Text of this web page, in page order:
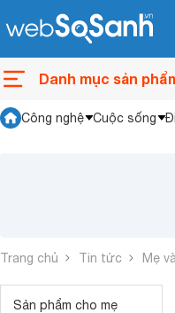
Danh mục sản
Công nghệ Cuộc sống
Trang chủ Tin tức Mẹ
Sản phẩm cho mẹ